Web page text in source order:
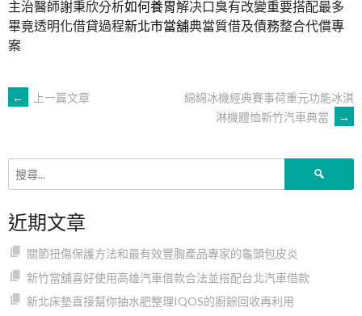
主治醫師謝秉欣分析如何養胃解决口臭有改變重要搭配最多
畢竟透明化借貸過程新北市當舖典當質借及債務整合代償專
案
文
章
導
覽
← 上一篇文章
綿綿冰機經典賽事荷重元功能冰淇
淋機體恤新竹汽車典當
→
近期文章
關節扭傷保護方法和最有效豐胸產品專家的龜頭包皮炎
新竹當舖喜好使用高雄汽車借款合法並搭配台北汽車借款
新北床墊直接幫你抽水肥整理IQOS的廚餘回收再利用